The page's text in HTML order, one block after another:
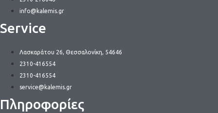
info@kalemis.gr
Service
Λασκαράτου 26, Θεσσαλονίκη, 54646
2310-416554
2310-416554
service@kalemis.gr
Πληροφορίες